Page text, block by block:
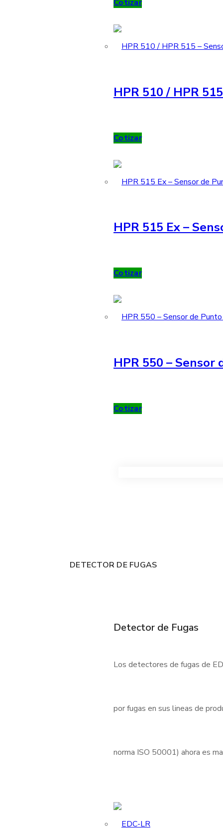
Cotizar
HPR 510 / HPR
Cotizar
HPR 515 Ex –
Cotizar
HPR 550 – Sensor
Cotizar
DETECTOR DE FUGAS
Detector de Fugas
Los detectores de fugas de
por fugas en sus lineas de
norma ISO 50001) ahora es